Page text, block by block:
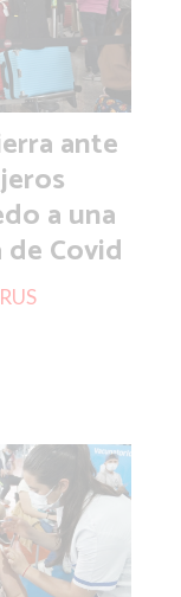
ante
a una
Covid